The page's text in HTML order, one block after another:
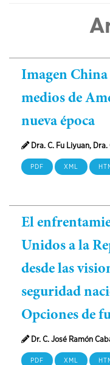
Imagen
medios de
nueva época
Dra. C. Fu Liyuan, Dra.
PDF XML
El
Unidos a la
desde las
seguridad
Opciones de
Dr. C. José Ramón
PDF XML